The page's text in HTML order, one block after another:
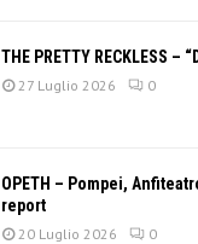
THE PRETTY RECKLESS –
27 Luglio 2026 0
OPETH – Pompei,
report
20 Luglio 2026 0